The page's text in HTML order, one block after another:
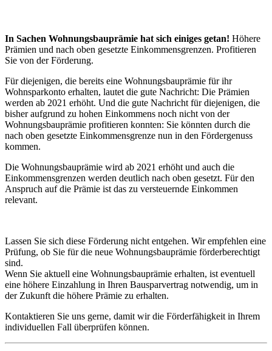
In Sachen Wohnungsbauprämie hat sich einiges getan! Höhere
Prämien und nach oben gesetzte Einkommensgrenzen. Profitieren
Sie von der Förderung.
Für diejenigen, die bereits eine Wohnungsbauprämie für ihr
Wohnsparkonto erhalten, lautet die gute Nachricht: Die Prämien
werden ab 2021 erhöht. Und die gute Nachricht für diejenigen, die
bisher aufgrund zu hohen Einkommens noch nicht von der
Wohnungsbauprämie profitieren konnten: Sie könnten durch die
nach oben gesetzte Einkommensgrenze nun in den Fördergenuss
kommen.
Die Wohnungsbauprämie wird ab 2021 erhöht und auch die
Einkommensgrenzen werden deutlich nach oben gesetzt. Für den
Anspruch auf die Prämie ist das zu versteuernde Einkommen
relevant.
Lassen Sie sich diese Förderung nicht entgehen. Wir empfehlen eine
Prüfung, ob Sie für die neue Wohnungsbauprämie förderberechtigt
sind.
Wenn Sie aktuell eine Wohnungsbauprämie erhalten, ist eventuell
eine höhere Einzahlung in Ihren Bausparvertrag notwendig, um in
der Zukunft die höhere Prämie zu erhalten.
Kontaktieren Sie uns gerne, damit wir die Förderfähigkeit in Ihrem
individuellen Fall überprüfen können.